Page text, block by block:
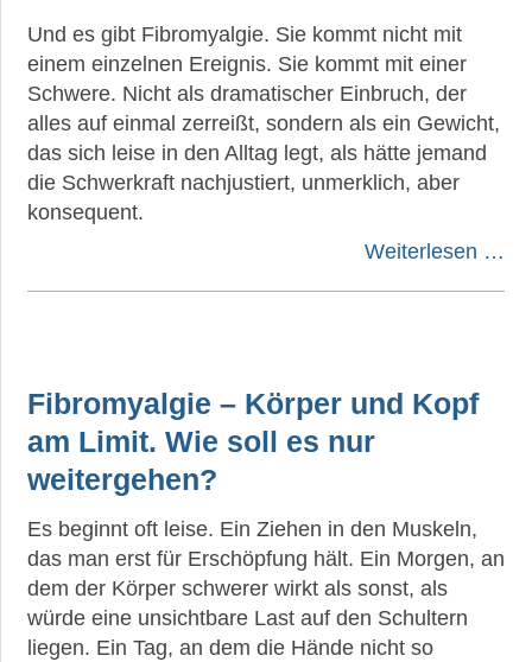
Und es gibt Fibromyalgie. Sie kommt nicht mit
einem einzelnen Ereignis. Sie kommt mit einer
Schwere. Nicht als dramatischer Einbruch, der
alles auf einmal zerreißt, sondern als ein Gewicht,
das sich leise in den Alltag legt, als hätte jemand
die Schwerkraft nachjustiert, unmerklich, aber
konsequent.
Weiterlesen …
Fibromyalgie – Körper und Kopf
am Limit. Wie soll es nur
weitergehen?
Es beginnt oft leise. Ein Ziehen in den Muskeln,
das man erst für Erschöpfung hält. Ein Morgen, an
dem der Körper schwerer wirkt als sonst, als
würde eine unsichtbare Last auf den Schultern
liegen. Ein Tag, an dem die Hände nicht so